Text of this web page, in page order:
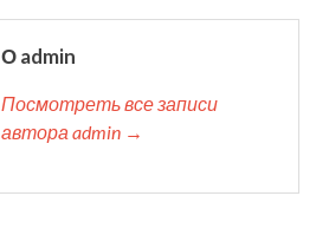
О admin
Посмотреть все записи
автора admin →